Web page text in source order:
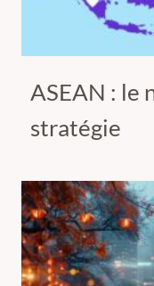
ASEAN : le
stratégie